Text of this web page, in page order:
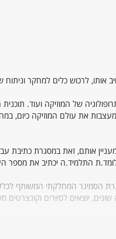
לרכוש כלים למחקר וניתוח של
של המוזיקה ועוד.
את עולם המוזיקה כיום, במה
אותם, זאת במסגרת כתיבת
התלמיד.ה יכתיב את מספר
הסמינר המחלקתי המשותף
יוצאים לסיורים וקונצרטים